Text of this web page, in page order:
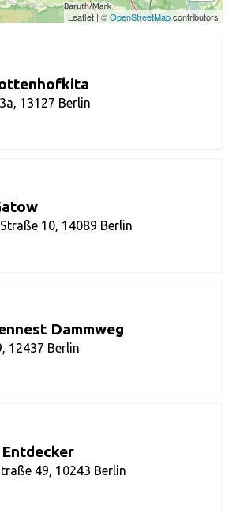
13127 Berlin
10, 14089 Berlin
Dammweg
12437 Berlin
49, 10243 Berlin
Leaflet|©OpenStreetMapcontributors